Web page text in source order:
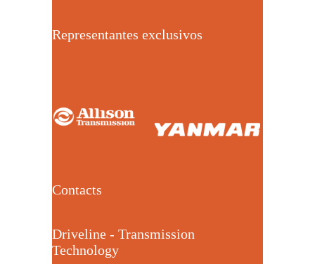
Representantes exclusivos
Contacts
Driveline - Transmission
Technology